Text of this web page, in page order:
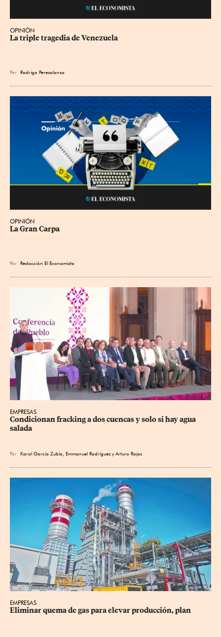
OPINIÓN
La triple tragedia de Venezuela
Por Rodrigo Perezalonso
OPINIÓN
La Gran Carpa
Por Redacción El Economista
EMPRESAS
Condicionan fracking a dos cuencas y solo si hay agua
salada
Por Karol García Zubía, Emmanuel Rodríguez yArturo Rojas
EMPRESAS
Eliminar quema de gas para elevar producción, plan